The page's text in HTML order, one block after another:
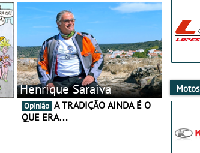
Henrique Saraiva
Opinião
QUE ERA…
Motos